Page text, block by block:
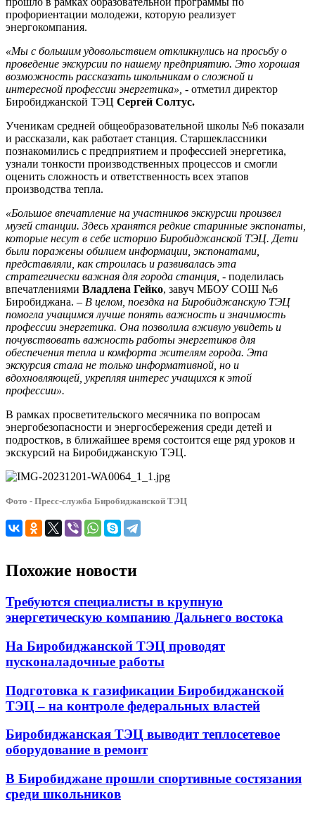
профориентации молодежи, которую реализует
энергокомпания.
«Мы с большим удовольствием откликнулись на просьбу о
проведение экскурсии по нашему предприятию. Это хорошая
возможность рассказать школьникам о сложной и
интересной профессии энергетика», - отметил директор
Биробиджанской ТЭЦ Сергей Солтус.
Ученикам средней общеобразовательной школы №6 показали
и рассказали, как работает станция. Старшеклассники
познакомились с предприятием и профессией энергетика,
узнали тонкости производственных процессов и смогли
оценить сложность и ответственность всех этапов
производства тепла.
«Большое впечатление на участников экскурсии произвел
музей станции. Здесь хранятся редкие старинные экспонаты,
которые несут в себе историю Биробиджанской ТЭЦ. Дети
были поражены обилием информации, экспонатами,
представляли, как строилась и развивалась эта
стратегически важная для города станция, - поделилась
впечатлениями Владлена Гейко, завуч МБОУ СОШ №6
Биробиджана. – В целом, поездка на Биробиджанскую ТЭЦ
помогла учащимся лучше понять важность и значимость
профессии энергетика. Она позволила вживую увидеть и
почувствовать важность работы энергетиков для
обеспечения тепла и комфорта жителям города. Эта
экскурсия стала не только информативной, но и
вдохновляющей, укрепляя интерес учащихся к этой
профессии».
В рамках просветительского месячника по вопросам
энергобезопасности и энергосбережения среди детей и
подростков, в ближайшее время состоится еще ряд уроков и
экскурсий на Биробиджанскую ТЭЦ.
Фото - Пресс-служба Биробиджанской ТЭЦ
Похожие новости
Требуются специалисты в крупную
энергетическую компанию Дальнего востока
На Биробиджанской ТЭЦ проводят
пусконаладочные работы
Подготовка к газификации Биробиджанской
ТЭЦ – на контроле федеральных властей
Биробиджанская ТЭЦ выводит теплосетевое
оборудование в ремонт
В Биробиджане прошли спортивные состязания
среди школьников